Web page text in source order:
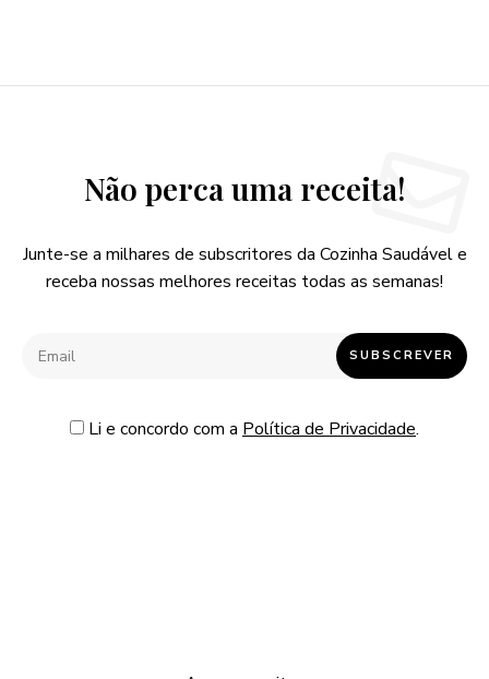
Não perca uma receita!
Junte-se a milhares de subscritores da Cozinha Saudável e
receba nossas melhores receitas todas as semanas!
Li e concordo com a Política de Privacidade.